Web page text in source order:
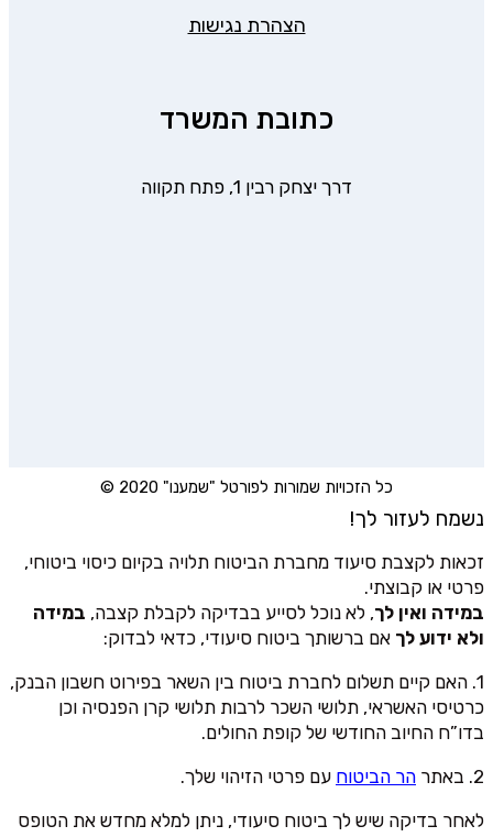
הצהרת נגישות
כתובת המשרד
דרך יצחק רבין 1, פתח תקווה
כל הזכויות שמורות לפורטל "שמענו" 2020 ©
נשמח לעזור לך!
זכאות לקצבת סיעוד מחברת הביטוח תלויה בקיום כיסוי ביטוחי,
פרטי או קבוצתי.
במידה ואין לך, לא נוכל לסייע בבדיקה לקבלת קצבה, במידה
ולא ידוע לך אם ברשותך ביטוח סיעודי, כדאי לבדוק:
1. האם קיים תשלום לחברת ביטוח בין השאר בפירוט חשבון הבנק,
כרטיסי האשראי, תלושי השכר לרבות תלושי קרן הפנסיה וכן
בדו”ח החיוב החודשי של קופת החולים.
2. באתר
הר הביטוח עם פרטי הזיהוי שלך.
לאחר בדיקה שיש לך ביטוח סיעודי, ניתן למלא מחדש את הטופס